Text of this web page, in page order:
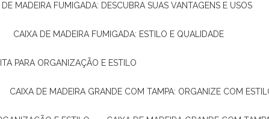
DE MADEIRA FUMIGADA: DESCUBRA SUAS VANTAGENS E USOS
CAIXA DE MADEIRA FUMIGADA: ESTILO E QUALIDADE
PARA ORGANIZAÇÃO E ESTILO
CAIXA DE MADEIRA GRANDE COM TAMPA: ORGANIZE COM